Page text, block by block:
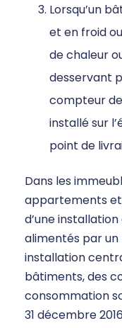
Lorsqu’un
et en froid
de chaleur
desservant
compteur
installé sur
point de
Dans les
appartements et
d’une
alimentés par un
installation
bâtiments, des
consommation
31 décembre